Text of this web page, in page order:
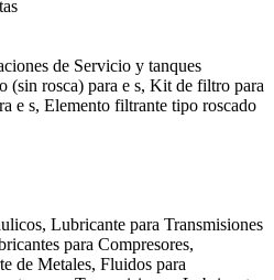
de Servicio y tanques
(sin rosca) para e s, Kit de filtro para
e s, Elemento filtrante tipo roscado
Lubricante para Transmisiones
para Compresores,
de Metales, Fluidos para